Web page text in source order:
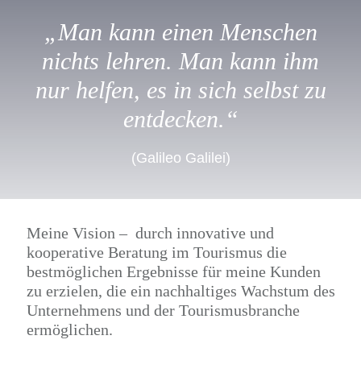
„Man kann einen Menschen
nichts lehren. Man kann ihm
nur helfen, es in sich selbst zu
entdecken.“
(Galileo Galilei)
Meine Vision – durch innovative und
kooperative Beratung im Tourismus die
bestmöglichen Ergebnisse für meine Kunden
zu erzielen, die ein nachhaltiges Wachstum des
Unternehmens und der Tourismusbranche
ermöglichen.